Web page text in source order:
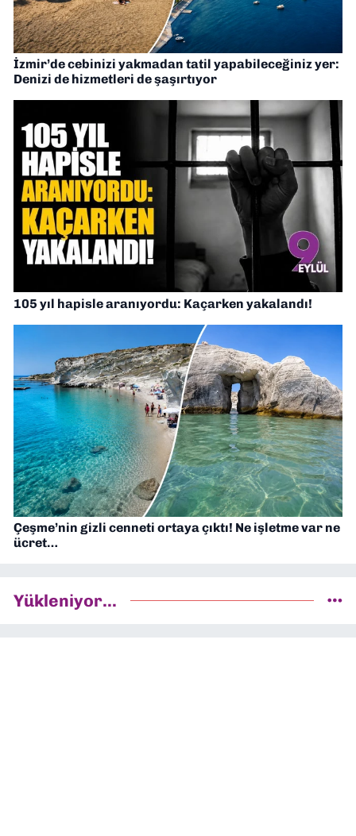
İzmir’de cebinizi yakmadan tatil yapabileceğiniz yer:
Denizi de hizmetleri de şaşırtıyor
105 yıl hapisle aranıyordu: Kaçarken yakalandı!
Çeşme’nin gizli cenneti ortaya çıktı! Ne işletme var ne
ücret…
Yükleniyor...